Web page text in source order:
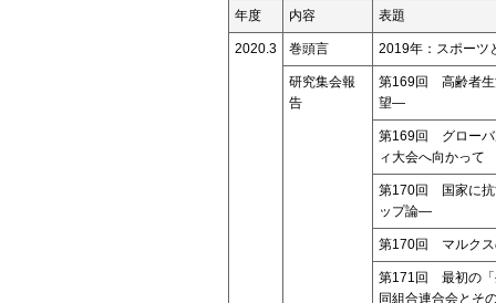
年度 内容 表題
2020.3 巻頭言 2019年：スポーツ
研究集会報
告
第169回 高齢者生
望―
第169回 グローバ
ィ大会へ向かって
第170回 国家に抗
ップ論―
第170回 マルクス
第171回 最初の「
同組合連合会とそ